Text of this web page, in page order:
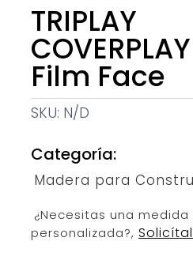
TRIPLAY
COVERPLAY
Film Face
SKU: N/D
Categoría:
Madera para
¿Necesitas una medida
personalizada?,